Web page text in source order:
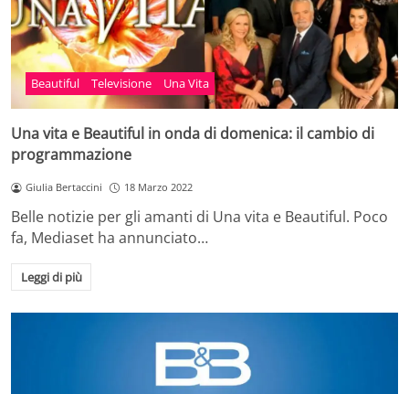
Beautiful Televisione Una Vita
Una vita e Beautiful in onda di domenica: il cambio di
programmazione
Giulia Bertaccini 18 Marzo 2022
Belle notizie per gli amanti di Una vita e Beautiful. Poco
fa, Mediaset ha annunciato…
Leggi di più